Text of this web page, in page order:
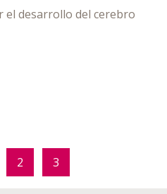
el desarrollo del cerebro
2 3